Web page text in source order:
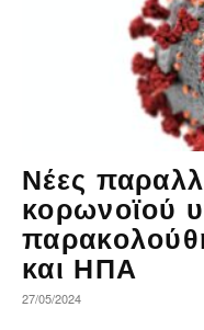
Νέες
κορωνοϊού
και ΗΠΑ
27/05/2024